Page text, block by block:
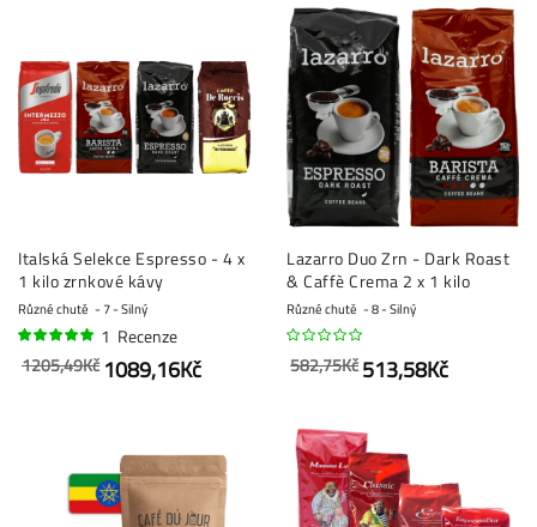
Italská Selekce Espresso - 4 x
1 kilo zrnkové kávy
Různé chutě 7 - Silný
100%
1 Recenze
1089,16Kč
1205,49Kč
Lazarro Duo Zrn - Dark Roast
& Caffè Crema 2 x 1 kilo
Různé chutě 8 - Silný
513,58Kč
582,75Kč